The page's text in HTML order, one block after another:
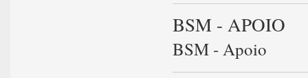
BSM - APOIO
BSM - Apoio